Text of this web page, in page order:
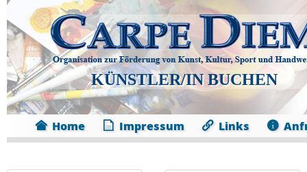
KÜNSTLER/IN BUCHEN
Home Impressum Links